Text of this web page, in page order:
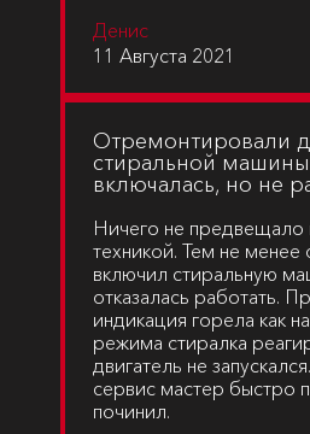
Денис
11 Августа 2021
Отремонтировали
стиральной
включалась, но не
Ничего не
техникой. Тем не
включил стиральную
отказалась работать.
индикация горела как
режима стиралка
двигатель не
сервис мастер быстро
починил.